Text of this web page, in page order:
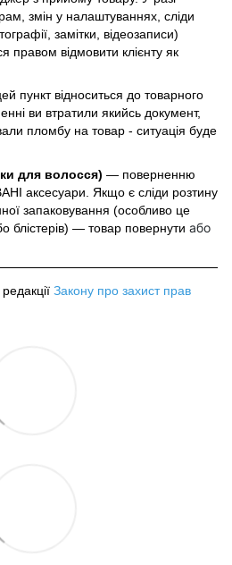
змін у налаштуваннях, сліди
замітки, відеозаписи)
правом відмовити клієнту як
пункт відноситься до товарного
ви втратили якийсь документ,
пломбу на товар - ситуація буде
для волосся) — поверненню
аксесуари. Якщо є сліди розтину
запаковування (особливо це
блістерів) — товар повернути або
Закону про захист прав